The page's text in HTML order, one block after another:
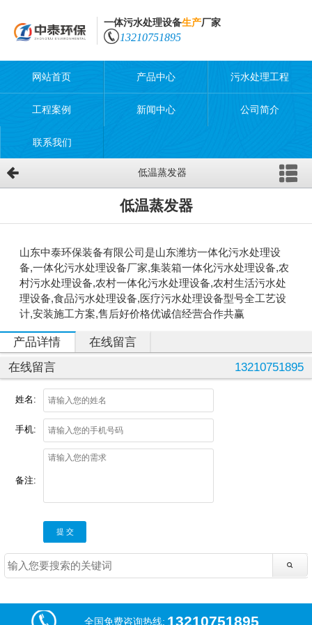
一体污水处理设备生产厂家
13210751895
网站首页 产品中心 污水处理工程
工程案例 新闻中心 公司简介
联系我们
低温蒸发器
低温蒸发器
山东中泰环保装备有限公司是山东潍坊一体化污水处理设
备,一体化污水处理设备厂家,集装箱一体化污水处理设备,农
村污水处理设备,农村一体化污水处理设备,农村生活污水处
理设备,食品污水处理设备,医疗污水处理设备型号全工艺设
计,安装施工方案,售后好价格优诚信经营合作共赢
产品详情
在线留言
在线留言
13210751895
姓名:
手机:
备注:
提 交
全国免费咨询热线: 13210751895